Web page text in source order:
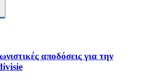
αποδόσεις για την